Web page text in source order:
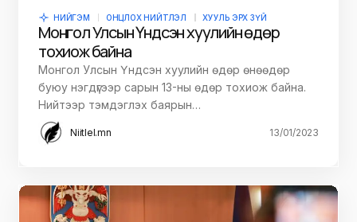
НИЙГЭМ ОНЦЛОХ НИЙТЛЭЛ ХУУЛЬ ЭРХ ЗҮЙ
Монгол Улсын Үндсэн хуулийн өдөр
тохиож байна
Монгол Улсын Үндсэн хуулийн өдөр өнөөдөр
буюу нэгдүгээр сарын 13-ны өдөр тохиож байна.
Нийтээр тэмдэглэх баярын…
Niitlel.mn 13/01/2023